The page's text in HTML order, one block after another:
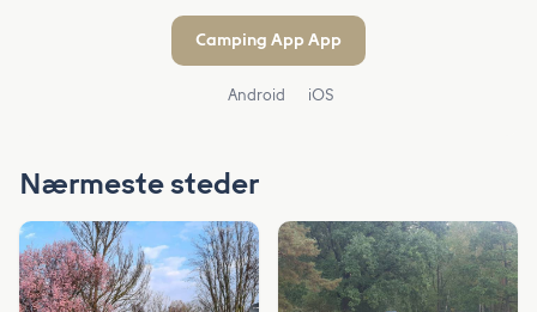
Camping App App
Android iOS
Nærmeste steder